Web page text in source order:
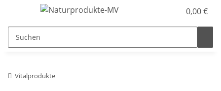
0,00 €
Vitalprodukte